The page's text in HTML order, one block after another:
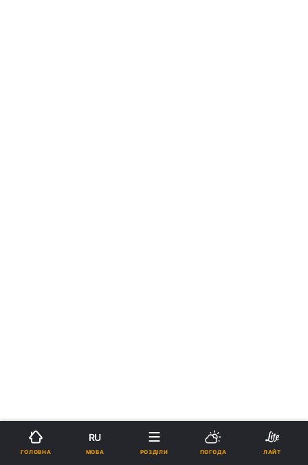
ГОЛОВНА
RU
МОВА РОЗДІЛИ ПОГОДА ЛАЙТ